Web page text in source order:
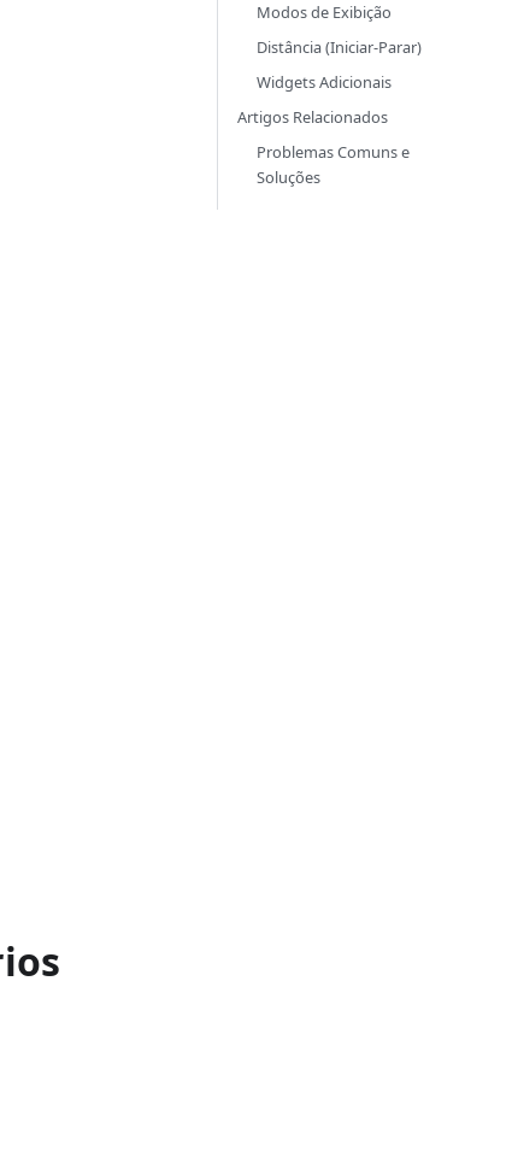
Modos de Exibição
Distância (Iniciar-Parar)
Widgets Adicionais
Artigos Relacionados
Problemas Comuns e
Soluções